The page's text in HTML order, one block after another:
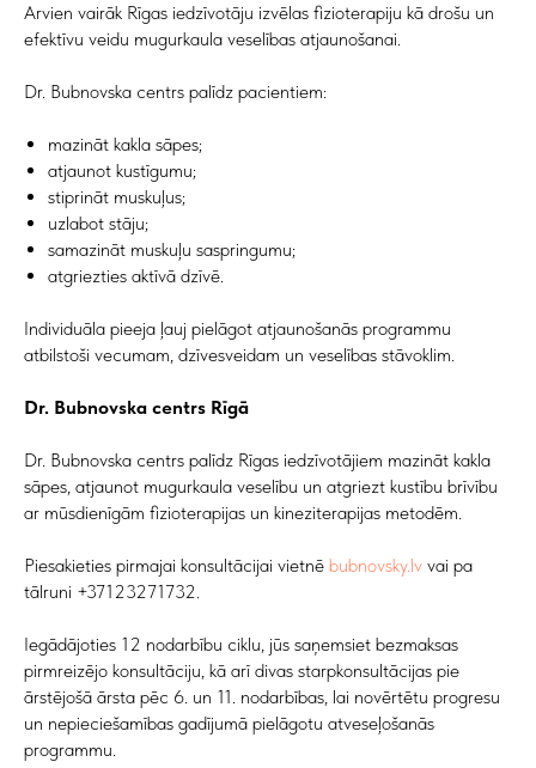
Arvien vairāk Rīgas iedzīvotāju izvēlas fizioterapiju kā drošu un
efektīvu veidu mugurkaula veselības atjaunošanai.
Dr. Bubnovska centrs palīdz pacientiem:
mazināt kakla sāpes;
atjaunot kustīgumu;
stiprināt muskuļus;
uzlabot stāju;
samazināt muskuļu saspringumu;
atgriezties aktīvā dzīvē.
Individuāla pieeja ļauj pielāgot atjaunošanās programmu
atbilstoši vecumam, dzīvesveidam un veselības stāvoklim.
Dr. Bubnovska centrs Rīgā
Dr. Bubnovska centrs palīdz Rīgas iedzīvotājiem mazināt kakla
sāpes, atjaunot mugurkaula veselību un atgriezt kustību brīvību
ar mūsdienīgām fizioterapijas un kineziterapijas metodēm.
Piesakieties pirmajai konsultācijai vietnē bubnovsky.lv vai pa
tālruni +37123271732.
Iegādājoties 12 nodarbību ciklu, jūs saņemsiet bezmaksas
pirmreizējo konsultāciju, kā arī divas starpkonsultācijas pie
ārstējošā ārsta pēc 6. un 11. nodarbības, lai novērtētu progresu
un nepieciešamības gadījumā pielāgotu atveseļošanās
programmu.